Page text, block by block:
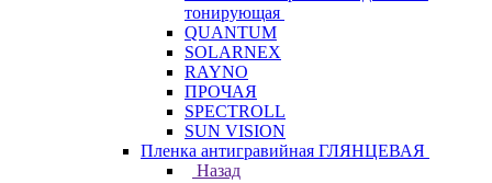
тонирующая
QUANTUM
SOLARNEX
RAYNO
ПРОЧАЯ
SPECTROLL
SUN VISION
Пленка антигравийная ГЛЯНЦЕВАЯ
Назад